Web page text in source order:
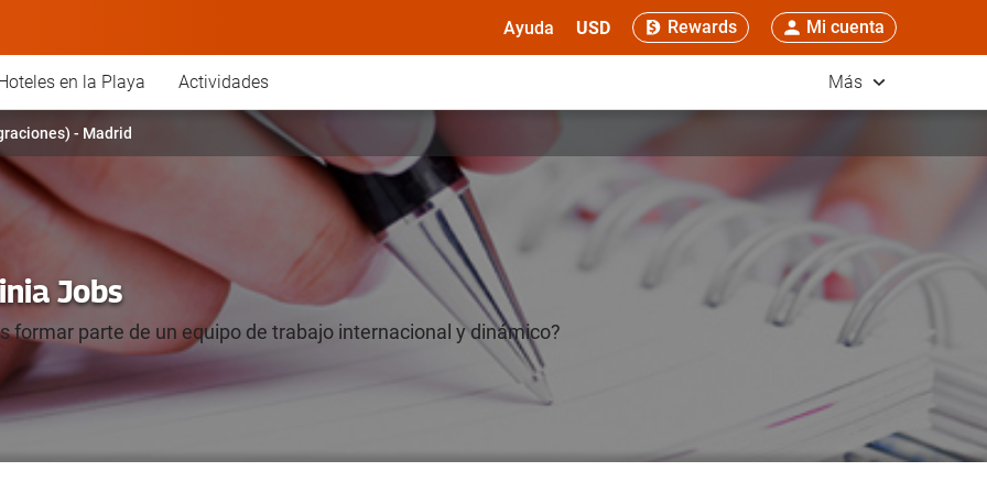
Ayuda USD Rewards Mi cuenta
en la Playa Actividades Más
- Madrid
Jobs
formar parte de un equipo de trabajo internacional y dinámico?